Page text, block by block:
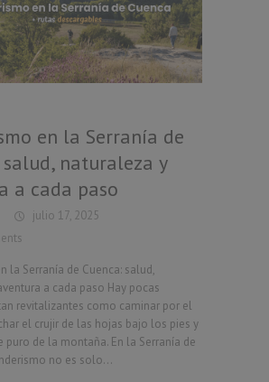
en la Serranía de
salud, naturaleza y
a cada paso
julio 17, 2025
la Serranía de Cuenca: salud,
a cada paso Hay pocas
revitalizantes como caminar por el
el crujir de las hojas bajo los pies y
puro de la montaña. En la Serranía de
no es solo…